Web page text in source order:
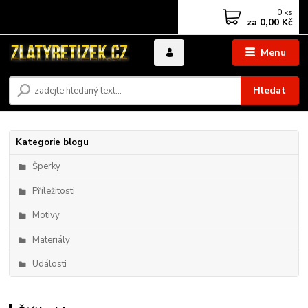
Menu
Hledat
0 ks
za 0,00 Kč
Kategorie blogu
Šperky
Příležitosti
Motivy
Materiály
Události